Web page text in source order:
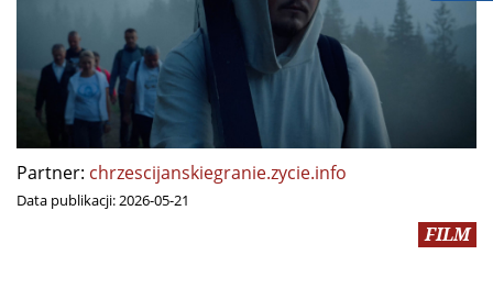
Partner: chrzescijanskiegranie.zycie.info
Data publikacji: 2026-05-21
FILM